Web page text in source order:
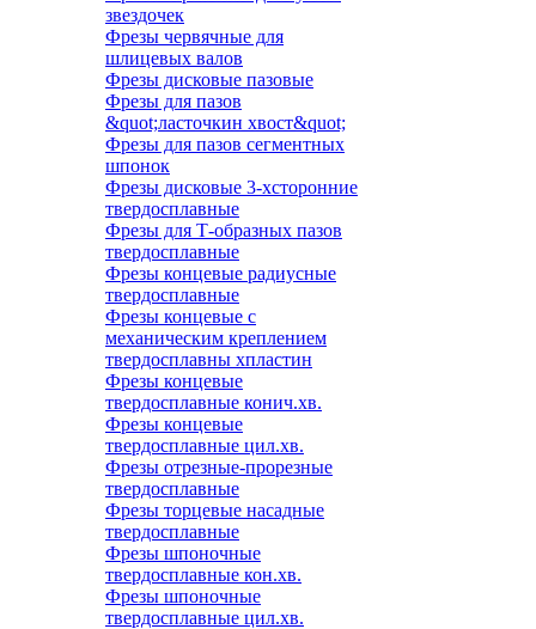
звездочек
Фрезы червячные для
шлицевых валов
Фрезы дисковые пазовые
Фрезы для пазов
&quot;ласточкин хвост&quot;
Фрезы для пазов сегментных
шпонок
Фрезы дисковые 3-хсторонние
твердосплавные
Фрезы для Т-образных пазов
твердосплавные
Фрезы концевые радиусные
твердосплавные
Фрезы концевые с
механическим креплением
твердосплавны хпластин
Фрезы концевые
твердосплавные конич.хв.
Фрезы концевые
твердосплавные цил.хв.
Фрезы отрезные-прорезные
твердосплавные
Фрезы торцевые насадные
твердосплавные
Фрезы шпоночные
твердосплавные кон.хв.
Фрезы шпоночные
твердосплавные цил.хв.